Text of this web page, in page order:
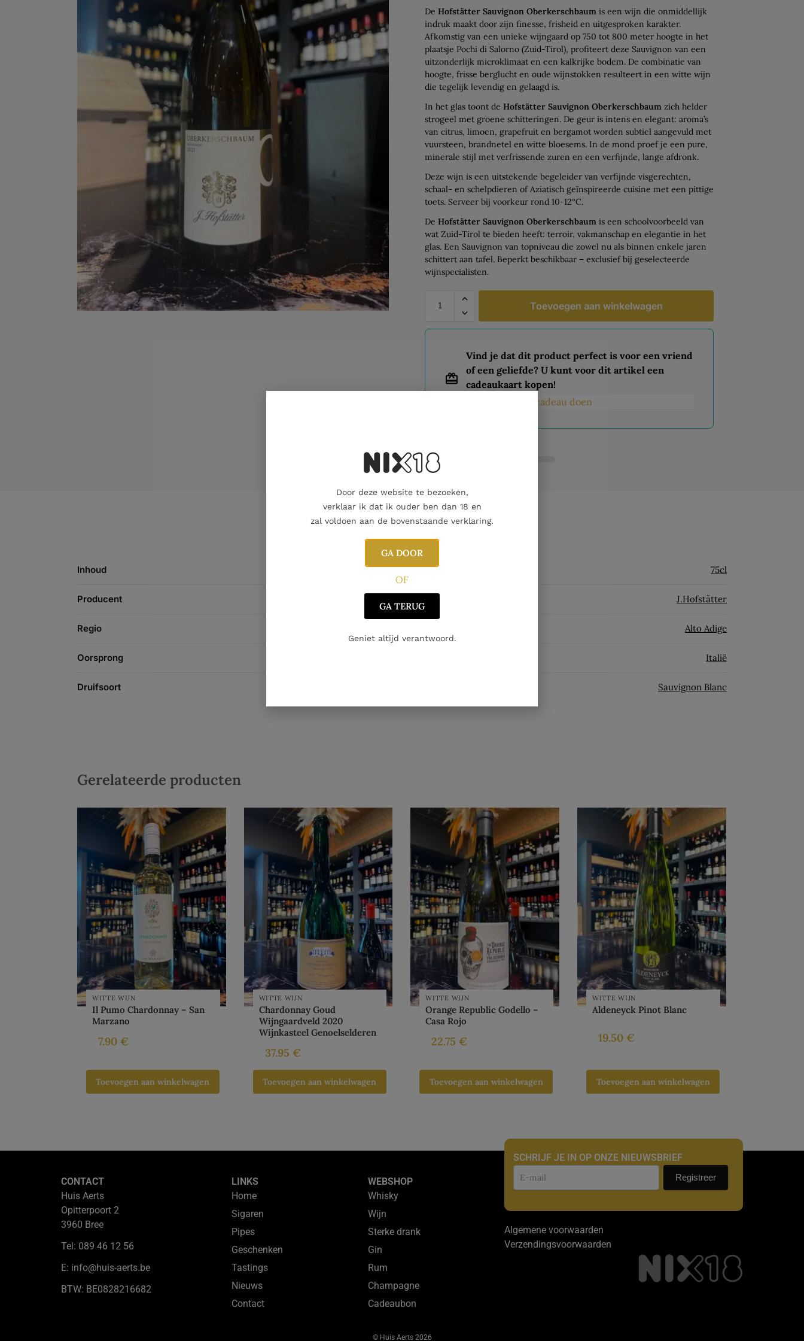
DeHofstätter Sauvignon Oberkerschbaum is een wijn die onmiddellijk
indruk maakt door zijn finesse, frisheid en uitgesproken karakter.
Afkomstig van een unieke wijngaard op 750 tot 800 meter hoogte in het
plaatsje Pochi di Salorno (Zuid-Tirol), profiteert deze Sauvignon van een
uitzonderlijk microklimaat en een kalkrijke bodem. De combinatie van
hoogte, frisse berglucht en oude wijnstokken resulteert in een witte wijn
die tegelijk levendig en gelaagd is.
In het glas toont deHofstätter Sauvignon Oberkerschbaum zich helder
strogeel met groene schitteringen. De geur is intens en elegant: aroma’s
van citrus, limoen, grapefruit en bergamot worden subtiel aangevuld met
vuursteen, brandnetel en witte bloesems. In de mond proef je een pure,
minerale stijl met verfrissende zuren en een verfijnde, lange afdronk.
Deze wijn is een uitstekende begeleider van verfijnde visgerechten,
schaal- en schelpdieren of Aziatisch geïnspireerde cuisine met een pittige
toets. Serveer bij voorkeur rond 10-12°C.
DeHofstätter Sauvignon Oberkerschbaum is een schoolvoorbeeld van
wat Zuid-Tirol te bieden heeft: terroir, vakmanschap en elegantie in het
glas. Een Sauvignon van topniveau die zowel nu als binnen enkele jaren
schittert aan tafel. Beperkt beschikbaar – exclusief bij geselecteerde
wijnspecialisten.
Toevoegen aan winkelwagen
Vind je dat dit product perfect is voor een vriend
of een geliefde? U kunt voor dit artikel een
cadeaukaart kopen!
Dit product als cadeau doen
Aanvullende informatie Beoordelingen
Inhoud 75cl
Producent J.Hofstätter
Regio Alto Adige
Oorsprong Italië
Druifsoort Sauvignon Blanc
Gerelateerde producten
WITTE WIJN
Il Pumo Chardonnay – San
Marzano
7.90 €
Toevoegen aan winkelwagen
WITTE WIJN
Chardonnay Goud
Wijngaardveld 2020
Wijnkasteel Genoelselderen
37.95 €
Toevoegen aan winkelwagen
WITTE WIJN
Orange Republic Godello –
Casa Rojo
22.75 €
Toevoegen aan winkelwagen
WITTE WIJN
Aldeneyck Pinot Blanc
19.50 €
Toevoegen aan winkelwagen
CONTACT
Huis Aerts
Opitterpoort 2
3960 Bree
Tel: 089 46 12 56
E: info@huis-aerts.be
BTW: BE0828216682
LINKS
Home
Sigaren
Pipes
Geschenken
Tastings
Nieuws
Contact
WEBSHOP
Whisky
Wijn
Sterke drank
Gin
Rum
Champagne
Cadeaubon
SCHRIJF JE IN OP ONZE NIEUWSBRIEF
Nieuwsbrief Registreer
Algemene voorwaarden
Verzendingsvoorwaarden
© Huis Aerts 2026
Door deze website te bezoeken,
verklaar ik dat ik ouder ben dan 18 en
zal voldoen aan de bovenstaande verklaring.
GA DOOR
OF
GA TERUG
Geniet altijd verantwoord.